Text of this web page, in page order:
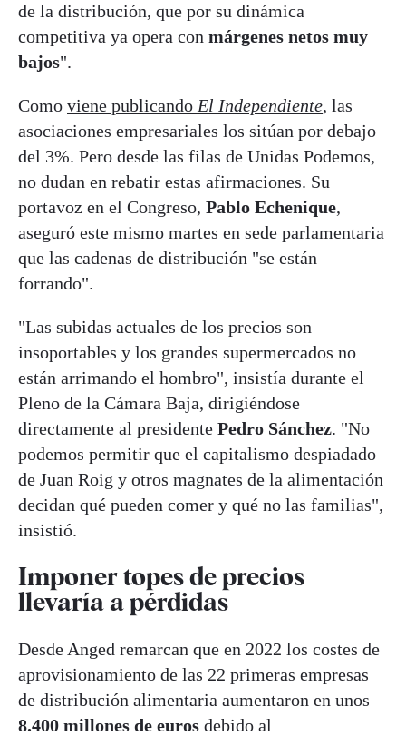
de la distribución, que por su dinámica
competitiva ya opera con márgenes netos muy
bajos".
Como viene publicando El Independiente, las
asociaciones empresariales los sitúan por debajo
del 3%. Pero desde las filas de Unidas Podemos,
no dudan en rebatir estas afirmaciones. Su
portavoz en el Congreso, Pablo Echenique,
aseguró este mismo martes en sede parlamentaria
que las cadenas de distribución "se están
forrando".
"Las subidas actuales de los precios son
insoportables y los grandes supermercados no
están arrimando el hombro", insistía durante el
Pleno de la Cámara Baja, dirigiéndose
directamente al presidente Pedro Sánchez. "No
podemos permitir que el capitalismo despiadado
de Juan Roig y otros magnates de la alimentación
decidan qué pueden comer y qué no las familias",
insistió.
Imponer topes de precios
llevaría a pérdidas
Desde Anged remarcan que en 2022 los costes de
aprovisionamiento de las 22 primeras empresas
de distribución alimentaria aumentaron en unos
8.400 millones de euros debido al